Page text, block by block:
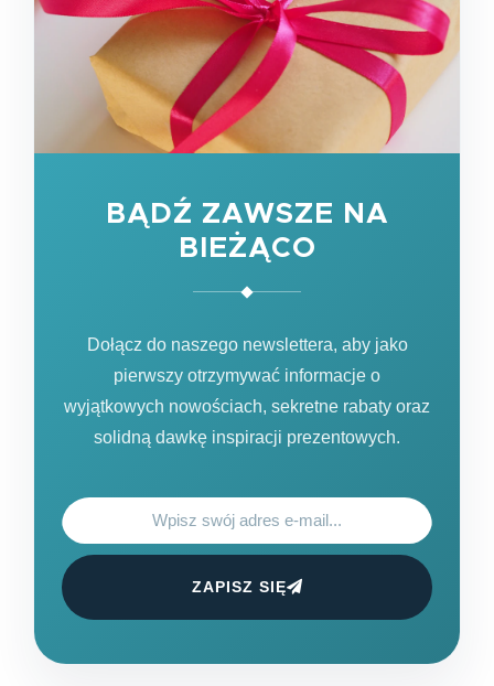
BĄDŹ ZAWSZE NA
BIEŻĄCO
Dołącz do naszego newslettera, aby jako
pierwszy otrzymywać informacje o
wyjątkowych nowościach, sekretne rabaty oraz
solidną dawkę inspiracji prezentowych.
ZAPISZ SIĘ